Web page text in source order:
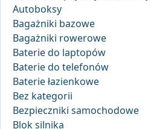
Autoboksy
Bagażniki bazowe
Bagażniki rowerowe
Baterie do laptopów
Baterie do telefonów
Baterie łazienkowe
Bez kategorii
Bezpieczniki samochodowe
Blok silnika